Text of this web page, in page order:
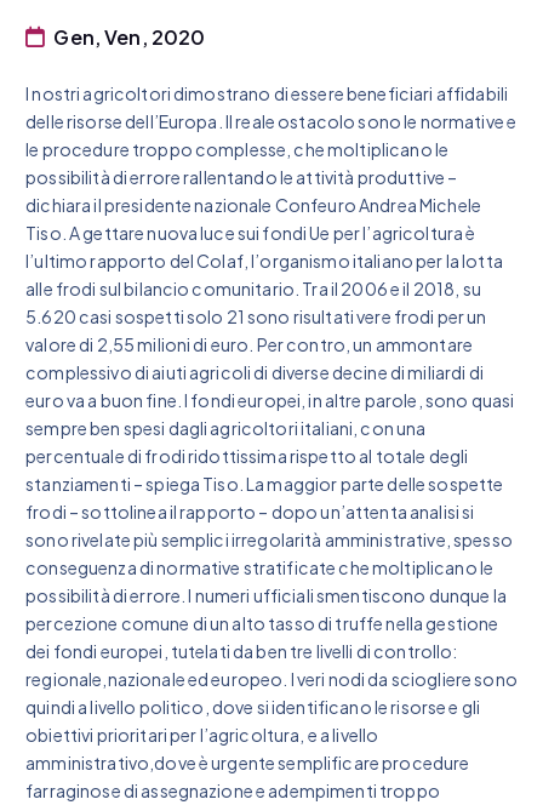
Gen, Ven, 2020
I nostri agricoltori dimostrano di essere beneficiari affidabili
delle risorse dell’Europa. Il reale ostacolo sono le normative e
le procedure troppo complesse, che moltiplicano le
possibilità di errore rallentando le attività produttive –
dichiara il presidente nazionale Confeuro Andrea Michele
Tiso. A gettare nuova luce sui fondi Ue per l’agricoltura è
l’ultimo rapporto del Colaf, l’organismo italiano per la lotta
alle frodi sul bilancio comunitario. Tra il 2006 e il 2018, su
5.620 casi sospetti solo 21 sono risultati vere frodi per un
valore di 2,55 milioni di euro. Per contro, un ammontare
complessivo di aiuti agricoli di diverse decine di miliardi di
euro va a buon fine. I fondi europei, in altre parole, sono quasi
sempre ben spesi dagli agricoltori italiani, con una
percentuale di frodi ridottissima rispetto al totale degli
stanziamenti – spiega Tiso. La maggior parte delle sospette
frodi – sottolinea il rapporto – dopo un’attenta analisi si
sono rivelate più semplici irregolarità amministrative, spesso
conseguenza di normative stratificate che moltiplicano le
possibilità di errore. I numeri ufficiali smentiscono dunque la
percezione comune di un alto tasso di truffe nella gestione
dei fondi europei, tutelati da ben tre livelli di controllo:
regionale,nazionale ed europeo. I veri nodi da sciogliere sono
quindi a livello politico, dove si identificano le risorse e gli
obiettivi prioritari per l’agricoltura, e a livello
amministrativo,dove è urgente semplificare procedure
farraginose di assegnazione e adempimenti troppo